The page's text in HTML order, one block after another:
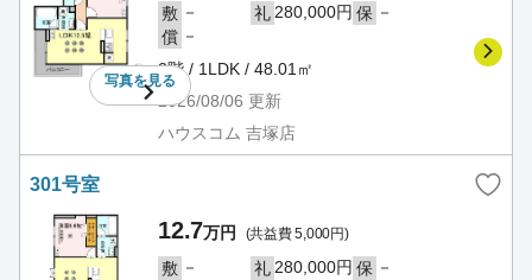
写真を見る
敷 － 礼 280,000円 保 －
償 －
2階 / 1LDK / 48.01㎡
2026/08/06 更新
ハウスコム 吉塚店
301号室
12.7万円 (共益費 5,000円)
敷 － 礼 280,000円 保 －